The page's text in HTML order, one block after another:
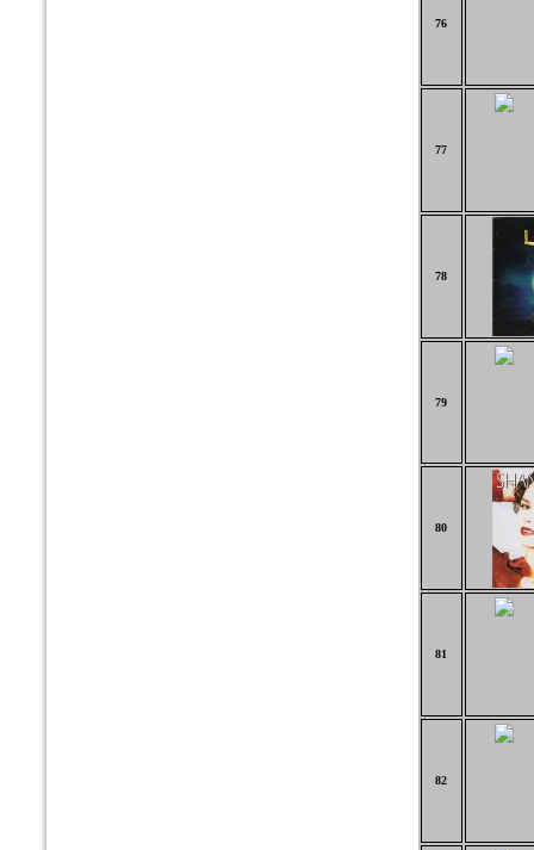
76
77
78
79
80
81
82